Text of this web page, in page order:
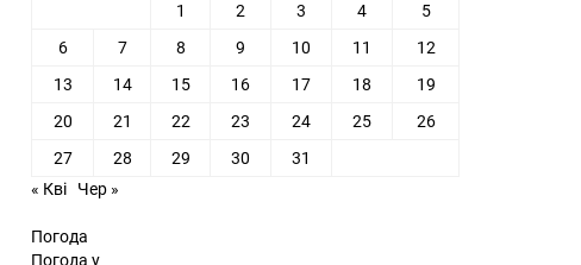
1
2 3 4
5
6
7 8 9 10 11
12
13
14 15 16 17 18
19
20
21 22 23 24 25
26
27
28 29 30
31
« Кві
Чер »
Погода
Погода у